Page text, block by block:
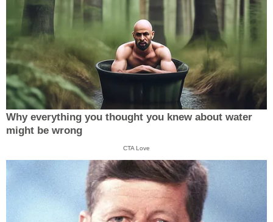
Why everything you thought you knew about water
might be wrong
CTA Love